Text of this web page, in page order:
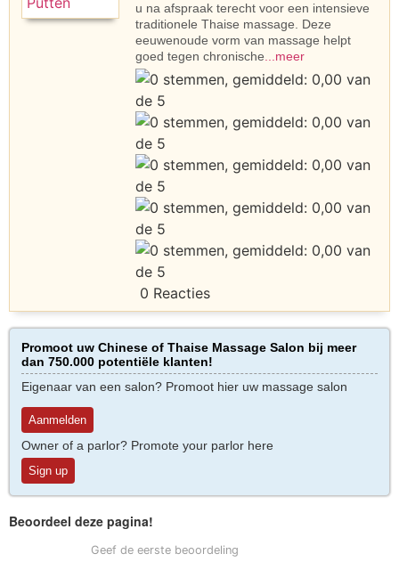
u na afspraak terecht voor een intensieve
traditionele Thaise massage. Deze
eeuwenoude vorm van massage helpt
goed tegen chronische ...meer
0 Reacties
Promoot uw Chinese of Thaise Massage Salon bij meer
dan 750.000 potentiële klanten!
Eigenaar van een salon? Promoot hier uw massage salon
Aanmelden
Owner of a parlor? Promote your parlor here
Sign up
Beoordeel deze pagina!
Geef de eerste beoordeling